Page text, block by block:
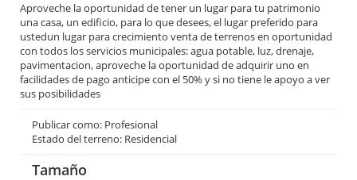
Aproveche la oportunidad de tener un lugar para tu patrimonio
una casa, un edificio, para lo que desees, el lugar preferido para
ustedun lugar para crecimiento venta de terrenos en oportunidad
con todos los servicios municipales: agua potable, luz, drenaje,
pavimentacion, aproveche la oportunidad de adquirir uno en
facilidades de pago anticipe con el 50% y si no tiene le apoyo a ver
sus posibilidades
Publicar como: Profesional
Estado del terreno: Residencial
Tamaño